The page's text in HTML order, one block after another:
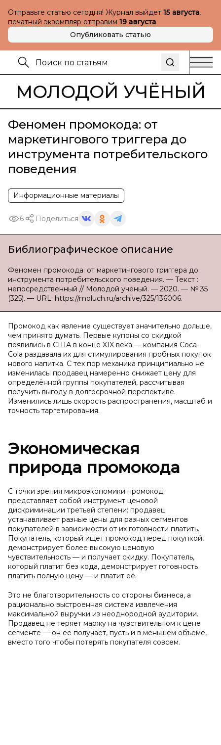
Отправьте статью сегодня! Журнал выйдет 15 августа,
печатный экземпляр отправим 19 августа
Опубликовать статью
МОЛОДОЙ УЧЁНЫЙ
Феномен промокода: от
маркетингового триггера до
инструмента потребительского
поведения
Информационные материалы
6 Поделиться
Библиографическое описание
Феномен промокода: от маркетингового триггера до
инструмента потребительского поведения. — Текст :
непосредственный // Молодой ученый. — 2020. — № 35
(325). — URL: https://moluch.ru/archive/325/136006.
Промокод как явление существует значительно дольше,
чем принято думать. Первые купоны со скидкой
появились в США в конце XIX века — компания Coca-
Cola раздавала их для стимулирования пробных покупок
нового напитка. С тех пор механика принципиально не
изменилась: продавец намеренно снижает цену для
определённой группы покупателей, рассчитывая
получить выгоду в долгосрочной перспективе.
Изменились лишь скорость распространения, масштаб и
точность таргетирования.
Экономическая
природа промокода
С точки зрения микроэкономики промокод
представляет собой инструмент ценовой
дискриминации третьей степени: продавец
устанавливает разные цены для разных сегментов
покупателей в зависимости от их готовности платить.
Покупатель, который ищет промокод перед покупкой,
демонстрирует более высокую ценовую
чувствительность — и получает скидку. Покупатель,
который платит без кода, демонстрирует готовность
платить полную цену — и платит её.
Это не благотворительность со стороны бизнеса, а
рационально выстроенная система извлечения
максимальной выручки из неоднородной аудитории.
Продавец не теряет маржу на чувствительном к цене
сегменте — он её получает, пусть и в меньшем объёме,
вместо того чтобы потерять покупателя совсем.